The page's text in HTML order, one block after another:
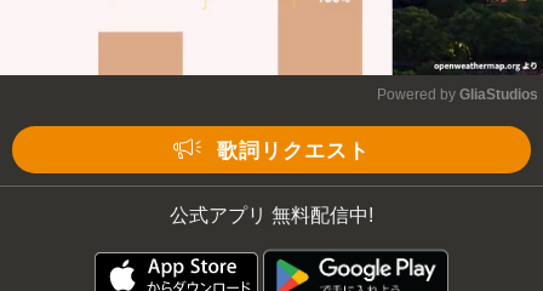
Powered by GliaStudios
歌詞リクエスト
公式アプリ 無料配信中!